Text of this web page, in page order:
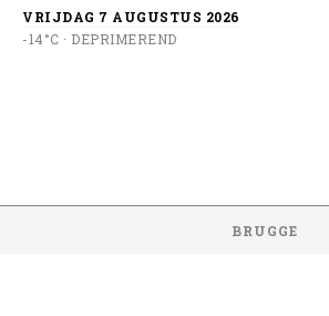
VRIJDAG 7 AUGUSTUS 2026
-14°C · DEPRIMEREND
BRUGGE